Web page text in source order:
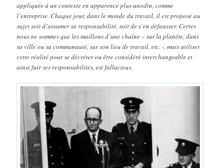
appliquée à un contexte en apparence plus anodin, comme
l’entreprise. Chaque jour, dans le monde du travail, il est proposé au
sujet soit d’assumer sa responsabilité, soit de s’en défausser. Certes
nous ne sommes que les maillons d’une chaîne – sur la planète, dans
sa ville ou sa communauté, sur son lieu de travail, etc. -, mais utiliser
cette réalité pour se décréter ou être considéré interchangeable et
ainsi fuir ses responsabilités, est fallacieux.